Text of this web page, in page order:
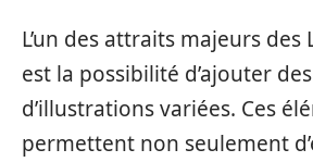
L’un des attraits majeurs
est la possibilité d’ajouter
d’illustrations variées. Ces
permettent non seulement